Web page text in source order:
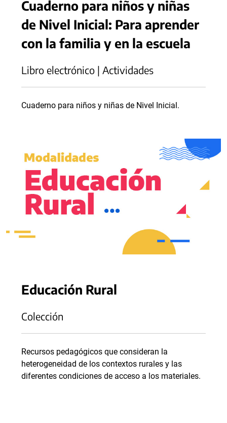
Cuaderno para niños y niñas
de Nivel Inicial: Para aprender
con la familia y en la escuela
Libro electrónico | Actividades
Cuaderno para niños y niñas de Nivel Inicial.
Educación Rural
Colección
Recursos pedagógicos que consideran la
heterogeneidad de los contextos rurales y las
diferentes condiciones de acceso a los materiales.